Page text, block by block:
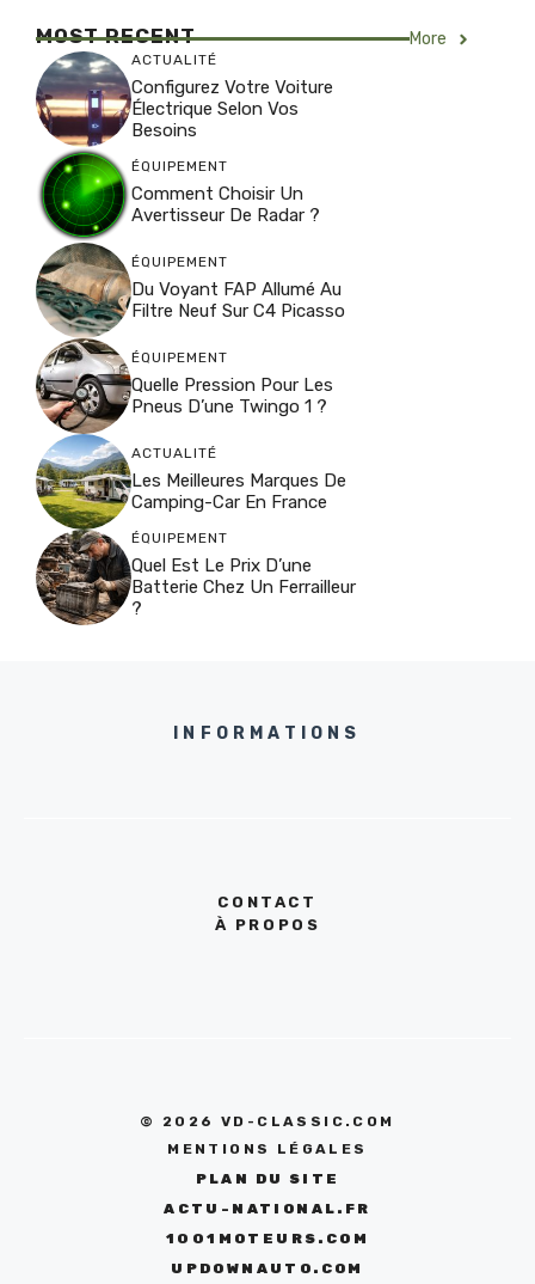
MOST RECENT More
ACTUALITÉ
Configurez Votre Voiture
Électrique Selon Vos
Besoins
ÉQUIPEMENT
Comment Choisir Un
Avertisseur De Radar ?
ÉQUIPEMENT
Du Voyant FAP Allumé Au
Filtre Neuf Sur C4 Picasso
ÉQUIPEMENT
Quelle Pression Pour Les
Pneus D’une Twingo 1 ?
ACTUALITÉ
Les Meilleures Marques De
Camping-Car En France
ÉQUIPEMENT
Quel Est Le Prix D’une
Batterie Chez Un Ferrailleur
?
INFORMATIONS
CONTACT
À PROPOS
© 2026 VD-CLASSIC.COM
MENTIONS LÉGALES
PLAN DU SITE
ACTU-NATIONAL.FR
1001MOTEURS.COM
UPDOWNAUTO.COM